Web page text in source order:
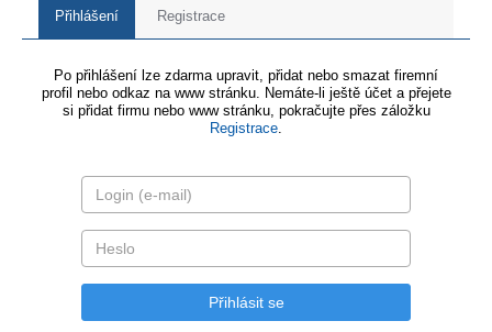
Přihlášení Registrace
Po přihlášení lze zdarma upravit, přidat nebo smazat firemní
profil nebo odkaz na www stránku. Nemáte-li ještě účet a přejete
si přidat firmu nebo www stránku, pokračujte přes záložku
Registrace.